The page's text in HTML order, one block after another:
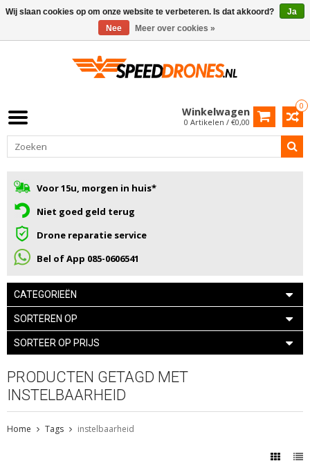
0
Winkelwagen
0 Artikelen / €0,00
Voor 15u, morgen in huis*
Niet goed geld terug
Drone reparatie service
Bel of App 085-0606541
CATEGORIEËN
SORTEREN OP
SORTEER OP PRIJS
PRODUCTEN GETAGD MET
INSTELBAARHEID
Home Tags instelbaarheid
Wij slaan cookies op om onze website te verbeteren. Is dat akkoord?
Ja
Nee
Meer over cookies »